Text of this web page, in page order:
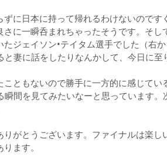
に日本に持って帰れるわけないのです
に一瞬呑まれちゃったそうです。そし
ジェイソン•テイタム選手でした（右
妻に話をしたりなんかして、今日に至
ともないので勝手に一方的に感じてい
間を見てみたいなーと思っています。
がとうございます。ファイナルは楽し
ます。